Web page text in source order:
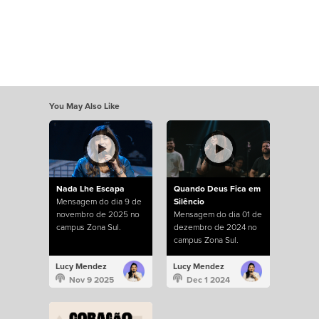
You May Also Like
Nada Lhe Escapa
Mensagem do dia 9 de
novembro de 2025 no
campus Zona Sul.
Lucy Mendez
Nov 9 2025
Quando Deus Fica em
Silêncio
Mensagem do dia 01 de
dezembro de 2024 no
campus Zona Sul.
Lucy Mendez
Dec 1 2024